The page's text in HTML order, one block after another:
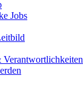
Jobs
Verantwortlichkeiten